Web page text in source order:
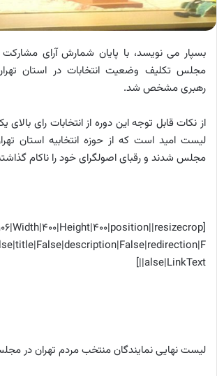
بسپار می نویسد، با پایان شمارش آرای مشارکت
مجلس تکلیف وضعیت انتخابات در استان
رهبری مشخص شد.
از نکات قابل توجه این دوره از انتخابات رای
لیست امید است که از حوزه انتخابیه استان
مجلس شدند و رقبای اصولگرای خود را ناکام
alse|LinkText||]
لیست نهایی نمایندگان منتخب مردم تهران در